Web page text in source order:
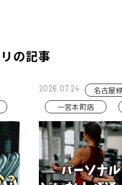
の記事
2026.07.24
名古屋
一宮本町店